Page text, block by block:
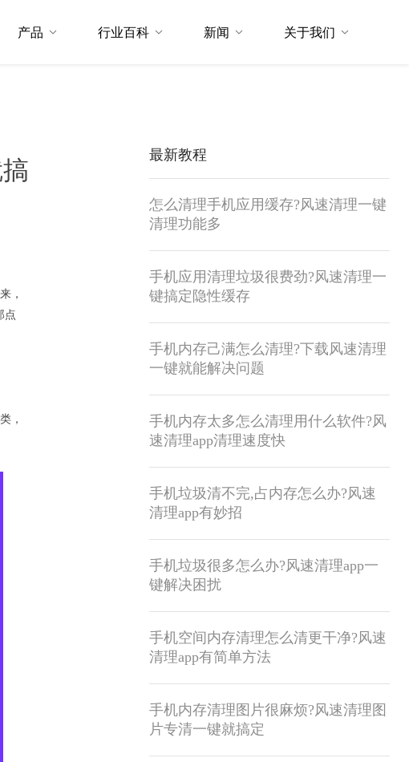
产品 行业百科 新闻 关于我们
，
点
，
最新教程
怎么清理手机应用缓存?风速清理一键
清理功能多
手机应用清理垃圾很费劲?风速清理一
键搞定隐性缓存
手机内存己满怎么清理?下载风速清理
一键就能解决问题
手机内存太多怎么清理用什么软件?风
速清理app清理速度快
手机垃圾清不完,占内存怎么办?风速
清理app有妙招
手机垃圾很多怎么办?风速清理app一
键解决困扰
手机空间内存清理怎么清更干净?风速
清理app有简单方法
手机内存清理图片很麻烦?风速清理图
片专清一键就搞定